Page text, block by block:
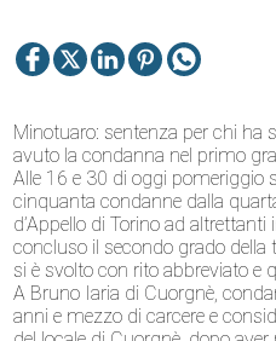
Minotuaro: sentenza per chi ha
avuto la condanna nel primo
Alle 16 e 30 di oggi pomeriggio
cinquanta condanne dalla
d’Appello di Torino ad
concluso il secondo grado
si è svolto con rito abbreviato e
A Bruno Iaria di Cuorgnè,
anni e mezzo di carcere e